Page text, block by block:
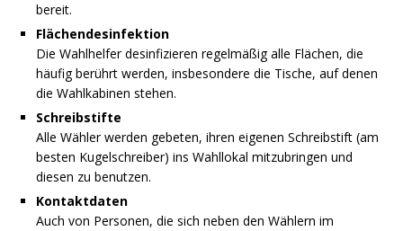
bereit.
Flächendesinfektion
Die Wahlhelfer desinfizieren regelmäßig alle Flächen, die
häufig berührt werden, insbesondere die Tische, auf denen
die Wahlkabinen stehen.
Schreibstifte
Alle Wähler werden gebeten, ihren eigenen Schreibstift (am
besten Kugelschreiber) ins Wahllokal mitzubringen und
diesen zu benutzen.
Kontaktdaten
Auch von Personen, die sich neben den Wählern im